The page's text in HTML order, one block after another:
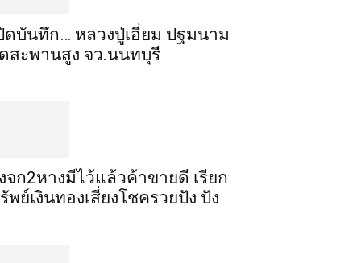
ดบันทึก… หลวงปู่เอี่ยม ​ปฐม​นาม​
สะพานสูง​ จว.นนทบุรี
จก​2​หาง​มีไว้แล้ว​ค้าขาย​ดี​ เรียก​
พย์เงินทอง​เสี่ยงโชค​รวยปัง​ ปัง​